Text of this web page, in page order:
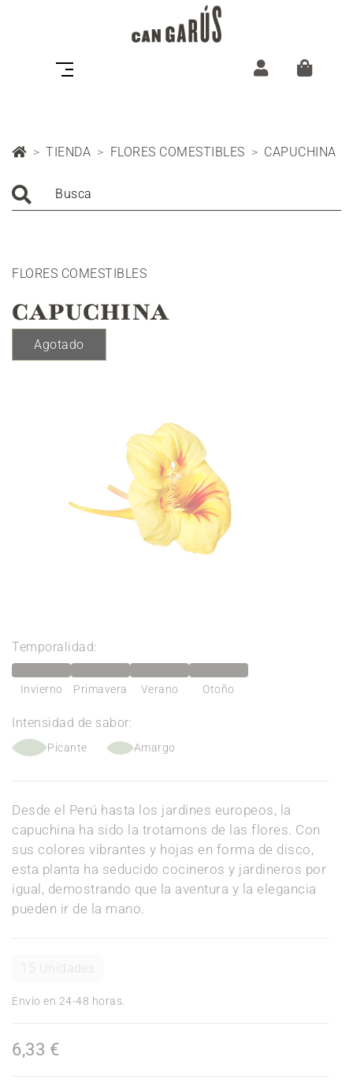
TIENDA FLORES COMESTIBLES CAPUCHINA
Busca
FLORES COMESTIBLES
CAPUCHINA
Agotado
Temporalidad:
Invierno Primavera Verano Otoño
Intensidad de sabor:
Picante Amargo
Desde el Perú hasta los jardines europeos, la
capuchina ha sido la trotamons de las flores. Con
sus colores vibrantes y hojas en forma de disco,
esta planta ha seducido cocineros y jardineros por
igual, demostrando que la aventura y la elegancia
pueden ir de la mano.
15 Unidades
Envío en 24-48 horas.
6,33 €